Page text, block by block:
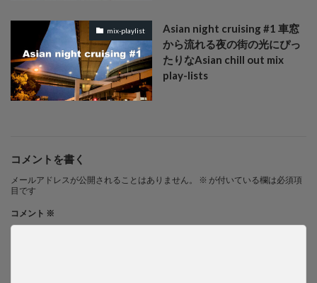
mix-playlist
Asian night cruising #1 車窓
から流れる夜の街の光にぴっ
たりなAsian chill out mix
play-lists
コメントを書く
メールアドレスが公開されることはありません。 ※ が付いている欄は必須項
目です
コメント ※